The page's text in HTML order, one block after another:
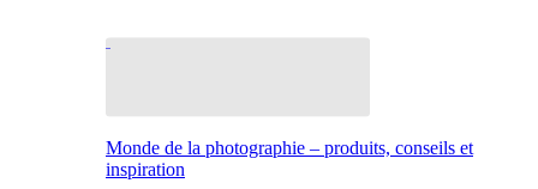
Monde de la photographie – produits, conseils et
inspiration